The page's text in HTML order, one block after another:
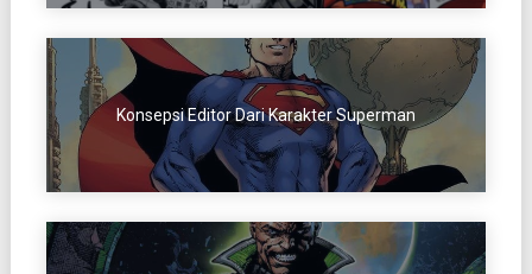
Konsepsi Editor Dari Karakter Superman